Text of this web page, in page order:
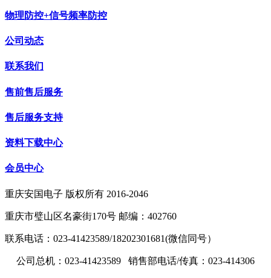
物理防控+信号频率防控
公司动态
联系我们
售前售后服务
售后服务支持
资料下载中心
会员中心
重庆安国电子 版权所有 2016-2046
重庆市璧山区名豪街170号 邮编：402760
联系电话：023-41423589/18202301681(微信同号）
公司总机：023-41423589 销售部电话/传真：023-414306